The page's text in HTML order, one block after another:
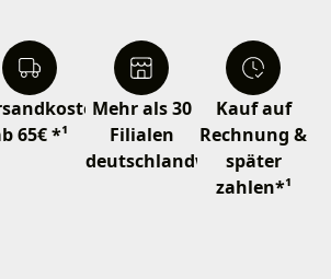
65€ *¹
Mehr als 30
Filialen
deutschlandweit
Kauf auf
Rechnung &
später
zahlen*¹